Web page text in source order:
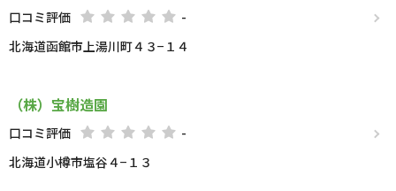
口コミ評価
-
北海道函館市上湯川町４３−１４
（株）宝樹造園
口コミ評価
-
北海道小樽市塩谷４−１３